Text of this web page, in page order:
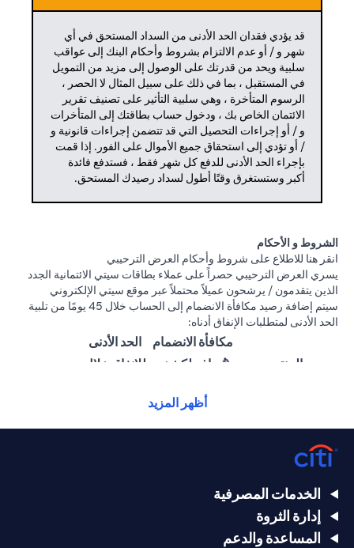
قد يؤدي فقدان الحد الأدنى من السداد المستحق في أي
شهر و / أو عدم الالتزام بشروط وأحكام البنك إلى عواقب
سلبية ويحد من قدرتك على الوصول إلى مزيد من التمويل
في المستقبل ، بما في ذلك على سبيل المثال لا الحصر ،
الرسوم المتأخرة ، وهي سلبية التأثير على تصنيف تقرير
الائتمان الخاص بك ، ودخول حساب بطاقتك إلى المتأخرات
و / أو إجراءات التحصيل التي قد تتضمن إجراءات قانونية و
/ أو تؤدي إلى استحقاق جميع الأموال على الفور. إذا قمت
بإجراء الحد الأدنى للدفع كل شهر فقط ، فستدفع فائدة
أكبر وستستغرق وقتًا أطول لسداد رصيدك المستحق.
الشروط و الأحكام
انقر هنا للاطلاع على شروط وأحكام العرض الترحيبي
يسري العرض الترحيبي حصراً على عملاء بطاقات سيتي الائتمانية الجدد
الذين يتقدمون / يرشحون عميلاً محتملاً عبر موقع سيتي الإلكتروني
سيتم إضافة رصيد مكافأة الانضمام إلى الحساب خلال 45 يومًا من تلبية
الحد الأدنى لمتطلبات الإنفاق أدناه:
المنتج
مكافأة الانضمام
(تُضاف لكشف
الحد الأدنى
للإنفاق خلال
سيتي ألتيما
درهم
بطاقة سيتي
بريستيج الائتمانية
أظهر المزيد
الخدمات المصرفية
إدارة الثروة
المساعدة والدعم